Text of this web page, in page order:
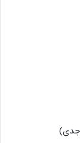
جدی)